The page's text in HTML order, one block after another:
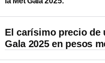
El carísimo precio de
Gala 2025 en pesos